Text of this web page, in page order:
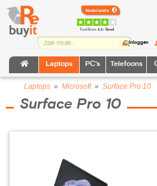
TrustScore:4.2 • Goed
Laptops PC's Telefoons
Inloggen
Laptops » Microsoft» Surface Pro 10
Surface Pro 10